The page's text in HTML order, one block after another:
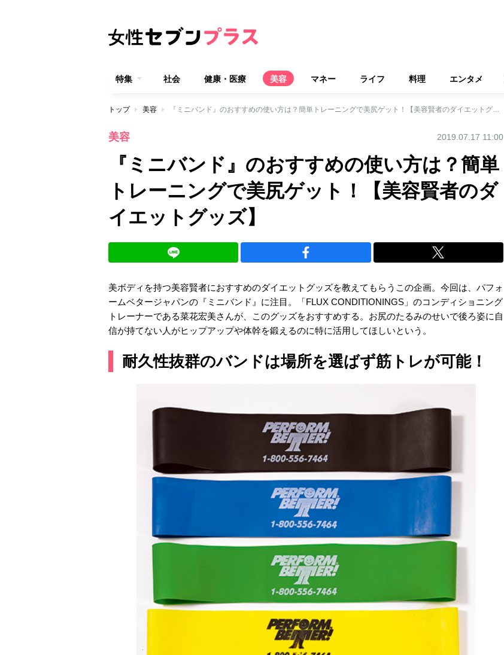
特集 社会 健康・医療 美容 マネー ライフ 料理 エンタメ
トップ 美容 『ミニバンド』のおすすめの使い方は？簡単トレーニングで美尻ゲット！【美容賢者のダイエットグッズ】
美容 2019.07.17 11:00
『ミニバンド』のおすすめの使い方は？簡単
トレーニングで美尻ゲット！【美容賢者のダ
イエットグッズ】
美ボディを持つ美容賢者におすすめのダイエットグッズを教えてもらうこの企画。今回は、パフォ
ームベタージャパンの『ミニバンド』に注目。「FLUX CONDITIONINGS」のコンディショニング
トレーナーである菜花宏美さんが、このグッズをおすすめする。お尻のたるみのせいで後ろ姿に自
信が持てない人がヒップアップや体幹を鍛えるのに特に活用してほしいという。
耐久性抜群のバンドは場所を選ばず筋トレが可能！